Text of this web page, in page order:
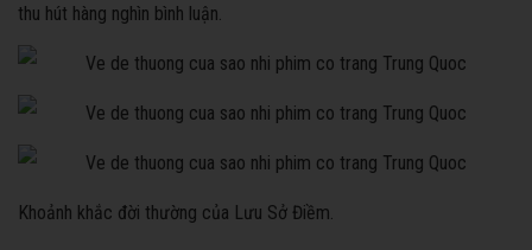
thu hút hàng nghìn bình luận.
Khoảnh khắc đời thường của Lưu Sở Điềm.